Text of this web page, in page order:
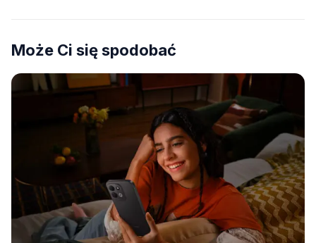
Może Ci się spodobać